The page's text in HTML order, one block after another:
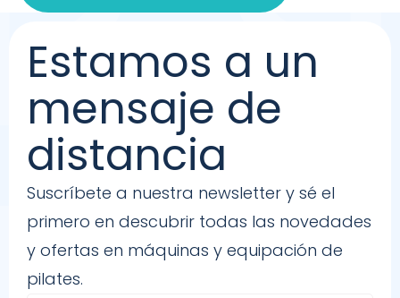
Estamos a un
mensaje de
distancia
Suscríbete a nuestra newsletter y sé el
primero en descubrir todas las novedades
y ofertas en máquinas y equipación de
pilates.